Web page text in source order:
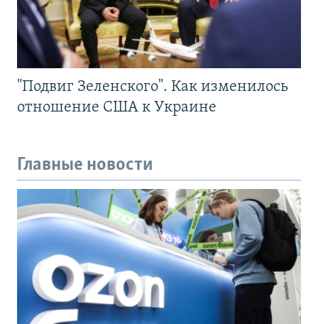
"Подвиг Зеленского". Как изменилось
отношение США к Украине
Главные новости